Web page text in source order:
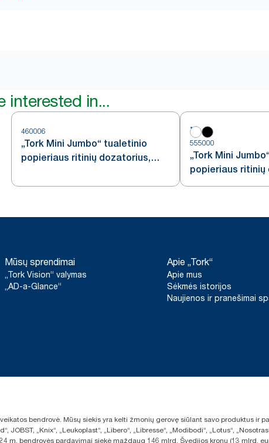
interested in...
460006
„Tork Mini Jumbo“ tualetinio
popieriaus ritinių dozatorius,
555000
„Tork Mini
popieriaus ritinių
baltas, T2
Mūsų sprendimai
„Tork Vision“ valymas
„AD-a-Glance“
Apie „Tork“
Apie mus
Sėkmės istorijos
Naujienos ir pranešimai
bendrovė. Mūsų siekis yra kelti žmonių gerovę siūlant savo produktus ir
„Knix“, „Leukoplast“, „Libero“, „Libresse“, „Modibodi“, „Lotus“,
m. bendrovės pardavimai siekė maždaug 146 mlrd. Švedijos kronų (13 mlrd.